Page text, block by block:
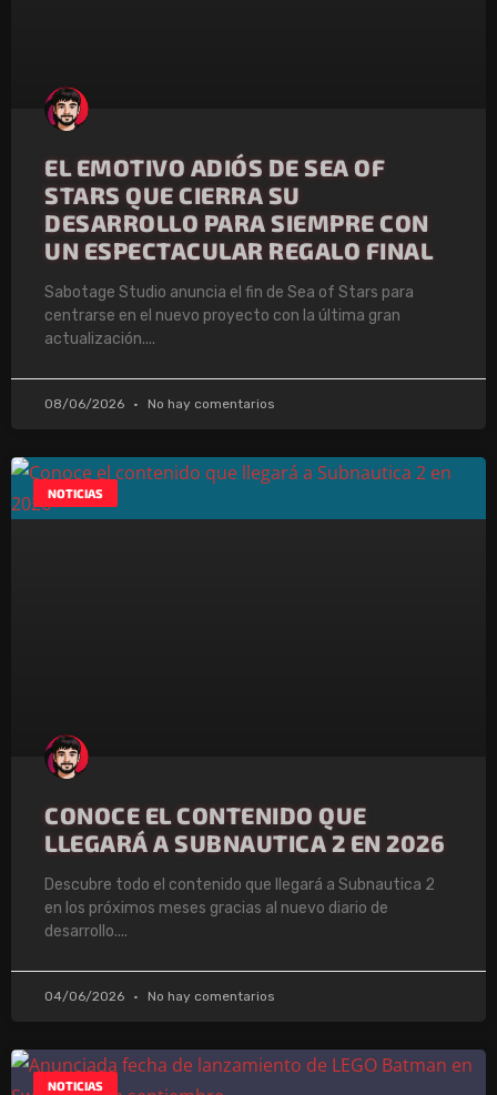
EL EMOTIVO ADIÓS DE SEA OF
STARS QUE CIERRA SU
DESARROLLO PARA SIEMPRE CON
UN ESPECTACULAR REGALO FINAL
Sabotage Studio anuncia el fin de Sea of Stars para
centrarse en el nuevo proyecto con la última gran
actualización.
08/06/2026 No hay comentarios
NOTICIAS
CONOCE EL CONTENIDO QUE
LLEGARÁ A SUBNAUTICA 2 EN 2026
Descubre todo el contenido que llegará a Subnautica 2
en los próximos meses gracias al nuevo diario de
desarrollo.
04/06/2026 No hay comentarios
NOTICIAS